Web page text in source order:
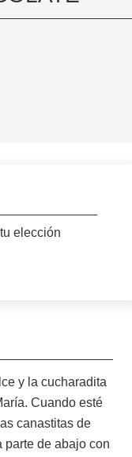
elección
y la cucharadita
Cuando esté
canastitas de
parte de abajo con